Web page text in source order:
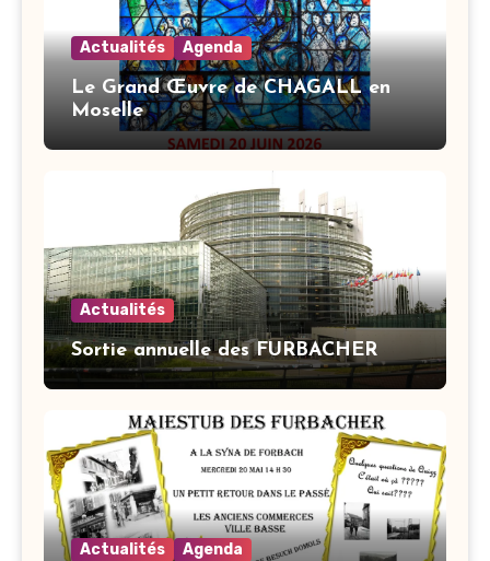
Actualités Agenda
Le Grand Œuvre de CHAGALL en
Moselle
Actualités
Sortie annuelle des FURBACHER
Actualités Agenda